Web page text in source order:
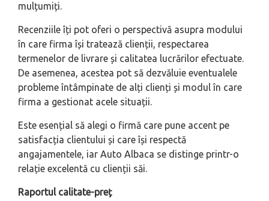
mulțumiți.
Recenziile îți pot oferi o perspectivă asupra modului
în care firma își tratează clienții, respectarea
termenelor de livrare și calitatea lucrărilor efectuate.
De asemenea, acestea pot să dezvăluie eventualele
probleme întâmpinate de alți clienți și modul în care
firma a gestionat acele situații.
Este esențial să alegi o firmă care pune accent pe
satisfacția clientului și care își respectă
angajamentele, iar Auto Albaca se distinge printr-o
relație excelentă cu clienții săi.
Raportul calitate-preț